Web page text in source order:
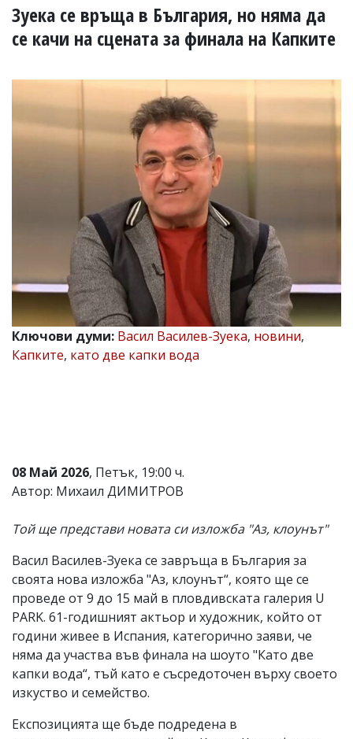
В
УКРАЙНА
РАЗСЛЕДВАНЕ
БИЗНЕС
v.vasilev@flagman.bg
k.kassabova@flagman.bg
Главен
редактор:
Иван
Колев,
email:
от
читателите
и
не
носи
за
тях!
Ако
откриете
обиден
за
вас
коментар,
моля
сигнализирайте
Зуека се връща в България, но няма да
се качи на сцената за финала на Капките
Ключови думи: Васил Василев-Зуека, новини,
Капките, като две капки вода
08 Май 2026, Петък, 19:00 ч.
Автор: Михаил ДИМИТРОВ
Той ще представи новата си изложба "Аз, клоунът"
Васил Василев-Зуека се завръща в България за
своята нова изложба "Аз, клоунът“, която ще се
проведе от 9 до 15 май в пловдивската галерия U
PARK. 61-годишният актьор и художник, който от
години живее в Испания, категорично заяви, че
няма да участва във финала на шоуто "Като две
капки вода“, тъй като е съсредоточен върху своето
изкуство и семейство.
Експозицията ще бъде подредена в